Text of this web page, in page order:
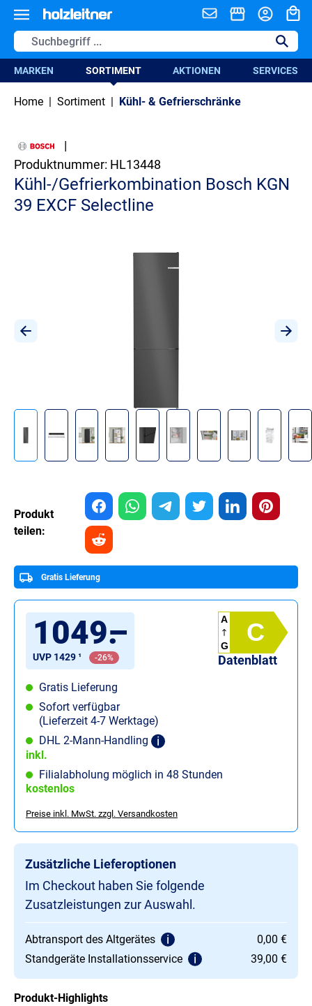
springen
MARKEN SORTIMENT AKTIONEN SERVICES
Home | Sortiment | Kühl- & Gefrierschränke
|
Produktnummer: HL13448
Kühl-/Gefrierkombination Bosch KGN
39 EXCF Selectline
Bildergalerie überspringen
Produkt
teilen:
Gratis Lieferung
1049.
–
UVP 1429 ¹ -26%
C
A
G
Datenblatt
Gratis Lieferung
Sofort verfügbar
(Lieferzeit 4-7 Werktage)
DHL 2-Mann-Handling
inkl.
Filialabholung möglich in 48 Stunden
kostenlos
Preise inkl. MwSt. zzgl. Versandkosten
Zusätzliche Lieferoptionen
Im Checkout haben Sie folgende
Zusatzleistungen zur Auswahl.
0,00 €
Abtransport des Altgerätes
39,00 €
Standgeräte Installationsservice
Produkt-Highlights